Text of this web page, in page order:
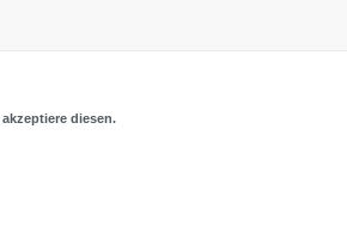
diesen.